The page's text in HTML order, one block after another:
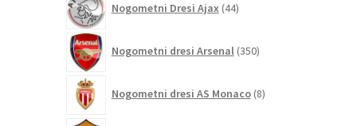
Nogometni Dresi Ajax 44izdelkov
Nogometni dresi Arsenal 350izdelkov
Nogometni dresi AS Monaco 8izdelkov